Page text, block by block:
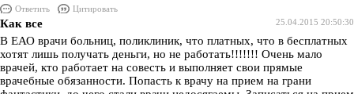
Ответить
Цитировать
25.04.2015 20:50:30
Как все
В ЕАО врачи больниц, поликлиник, что платных, что в бесплатных
хотят лишь получать деньги, но не работать!!!!!!! Очень мало
врачей, кто работает на совесть и выполняет свои прямые
врачебные обязанности. Попасть к врачу на прием на грани